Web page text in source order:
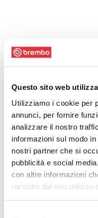
Questo sito web
Utilizziamo i cookie per
annunci, per fornire
analizzare il nostro
informazioni sul modo
nostri partner che si
pubblicità e social
con altre informazioni
raccolto dal suo utilizzo